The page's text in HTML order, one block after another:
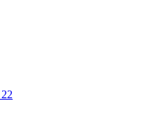
22